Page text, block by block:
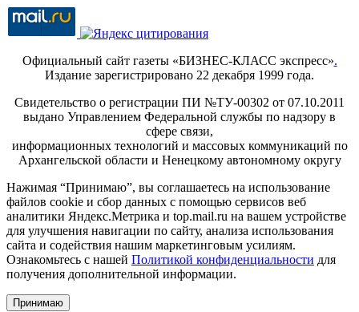
Официальный сайт газеты «БИЗНЕС-КЛАСС экспресс».
Издание зарегистрировано 22 декабря 1999 года.
Свидетельство о регистрации ПИ №ТУ-00302 от 07.10.2011
выдано Управлением Федеральной службы по надзору в
сфере связи,
информационных технологий и массовых коммуникаций по
Архангельской области и Ненецкому автономному округу
Нажимая “Принимаю”, вы соглашаетесь на использование
файлов cookie и сбор данных с помощью сервисов веб
аналитики Яндекс.Метрика и top.mail.ru на вашем устройстве
для улучшения навигации по сайту, анализа использования
сайта и содействия нашим маркетинговым усилиям.
Ознакомьтесь с нашей Политикой конфиденциальности для
получения дополнительной информации.
Принимаю